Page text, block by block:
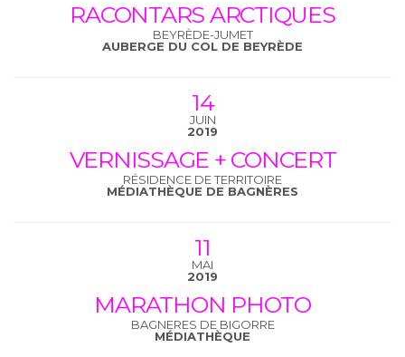
RACONTARS ARCTIQUES
BEYRÈDE-JUMET
AUBERGE DU COL DE BEYRÈDE
14
JUIN
2019
VERNISSAGE + CONCERT
RÉSIDENCE DE TERRITOIRE
MÉDIATHÈQUE DE BAGNÈRES
11
MAI
2019
MARATHON PHOTO
BAGNERES DE BIGORRE
MÉDIATHÈQUE